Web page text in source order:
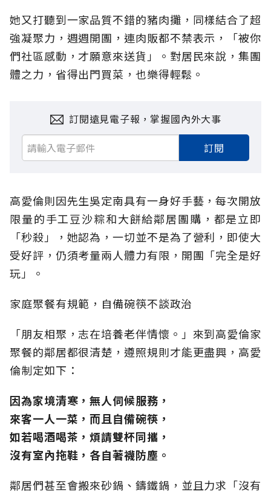
她又打聽到一家品質不錯的豬肉攤，同樣結合了超
強凝聚力，週週開團，連肉販都不禁表示，「被你
們社區感動，才願意來送貨」。對居民來說，集團
體之力，省得出門買菜，也樂得輕鬆。
訂閱遠見電子報，掌握國內外大事
訂閱
高愛倫則因先生吳定南具有一身好手藝，每次開放
限量的手工豆沙粽和大餅給鄰居團購，都是立即
「秒殺」，她認為，一切並不是為了營利，即使大
受好評，仍須考量兩人體力有限，開團「完全是好
玩」。
家庭聚餐有規範，自備碗筷不談政治
「朋友相聚，志在培養老伴情懷。」來到高愛倫家
聚餐的鄰居都很清楚，遵照規則才能更盡興，高愛
倫制定如下：
因為家境清寒，無人伺候服務，
來客一人一菜，而且自備碗筷，
如若喝酒喝茶，煩請雙杯同攜，
沒有室內拖鞋，各自著襪防塵。
鄰居們甚至會搬來砂鍋、鑄鐵鍋，並且力求「沒有